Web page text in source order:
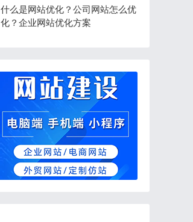
什么是网站优化？公司网站怎么优
化？企业网站优化方案